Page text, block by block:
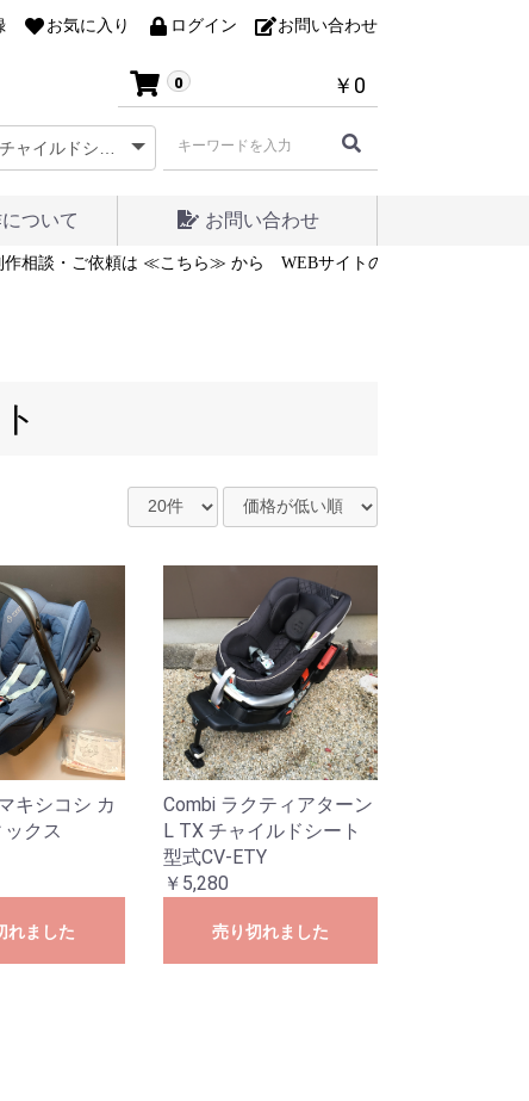
お気に入り ログイン お問い合わせ
0 ￥0
ついて お問い合わせ
作相談・ご依頼は ≪こちら≫ から WEBサイトの制作相談・ご依
キシコシ カ
クス
れました
Combi ラクティアターン
L TX チャイルドシート
型式CV-ETY
￥5,280
売り切れました